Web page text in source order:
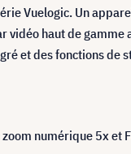
Vuelogic. Un
vidéo haut de
et des fonctions de
numérique 5x